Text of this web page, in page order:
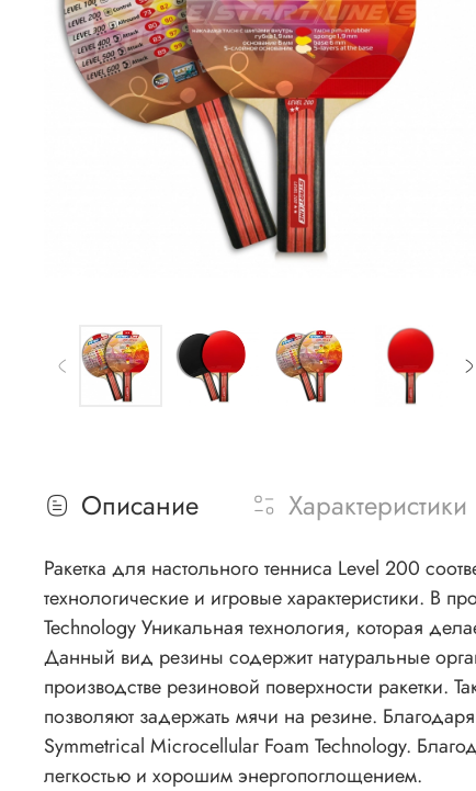
Описание Характеристики
Ракетка для настольного тенниса Level 200
технологические и игровые характеристики. В
Technology Уникальная технология, которая делает резину и губку с высоким натяжением. При игре резина хорошо поглощает атакующие удары мячей.
Данный вид резины содержит натуральные органические
производстве резиновой поверхности ракетки.
позволяют задержать мячи на резине.
Symmetrical Microcellular Foam Technology.
легкостью и хорошим энергопоглощением.